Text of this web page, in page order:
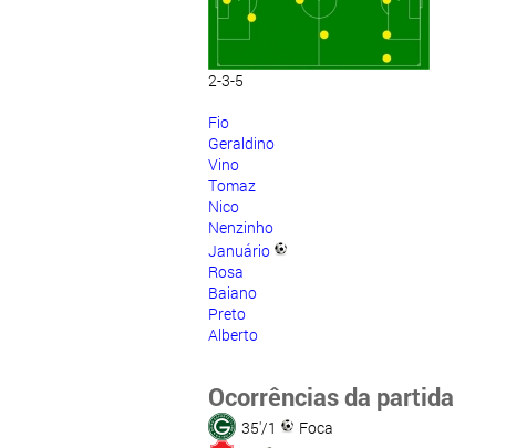
2-3-5
Fio
Geraldino
Vino
Tomaz
Nico
Nenzinho
Januário
Rosa
Baiano
Preto
Alberto
Ocorrências da partida
35'/1
Foca